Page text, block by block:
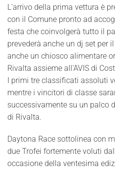
L'arrivo della prima vettura è
con il Comune pronto ad
festa che coinvolgerà tutto il
prevederà anche un dj set per
anche un chiosco alimentare
Rivalta assieme all'AVIS di
I primi tre classificati assoluti
mentre i vincitori di classe
successivamente su un palco
di Rivalta.
Daytona Race sottolinea con
due Trofei fortemente voluti
occasione della ventesima